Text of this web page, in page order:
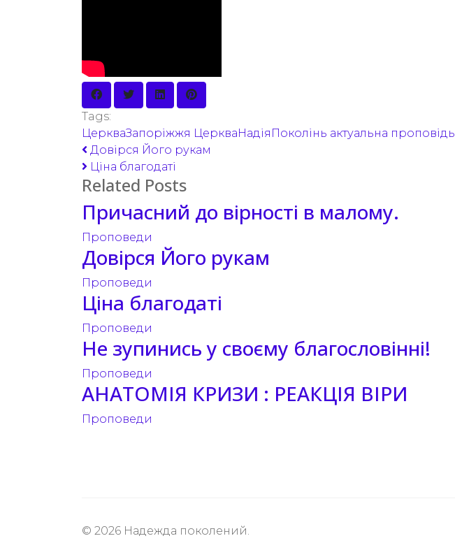
Tags:
ЦеркваЗапоріжжя ЦеркваНадіяПоколінь актуальна проповідь
Довірся Його рукам
Ціна благодаті
Related Posts
Причасний до вірності в малому.
Проповеди
Довірся Його рукам
Проповеди
Ціна благодаті
Проповеди
Не зупинись у своєму благословінні!
Проповеди
АНАТОМІЯ КРИЗИ : РЕАКЦІЯ ВІРИ
Проповеди
© 2026 Надежда поколений.